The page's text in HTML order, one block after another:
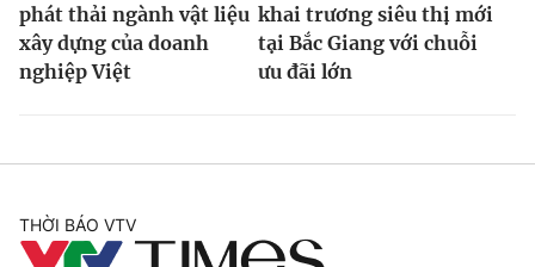
phát thải ngành vật liệu
xây dựng của doanh
nghiệp Việt
khai trương siêu thị mới
tại Bắc Giang với chuỗi
ưu đãi lớn
THỜI BÁO VTV